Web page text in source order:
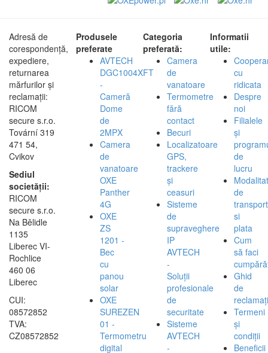
Adresă de
corespondență,
expediere,
returnarea
mărfurilor și
reclamații:
RICOM
secure s.r.o.
Tovární 319
471 54,
Cvikov
Sediul
societății:
RICOM
secure s.r.o.
Na Bělidle
1135
Liberec VI-
Rochlice
460 06
Liberec
CUI:
08572852
TVA:
CZ08572852
Produsele
preferate
AVTECH
DGC1004XFT
-
Cameră
Dome
de
2MPX
Camera
de
vanatoare
OXE
Panther
4G
OXE
ZS
1201 -
Bec
cu
panou
solar
OXE
SUREZEN
01 -
Termometru
digital
Categoria
preferată:
Camera
de
vanatoare
Termometre
fără
contact
Becuri
Localizatoare
GPS,
trackere
și
ceasuri
Sisteme
de
supraveghere
IP
AVTECH
-
Soluții
profesionale
de
securitate
Sisteme
AVTECH
-
Informatii
utile:
cu
ridicata
Despre
noi
Filialele
și
de
lucru
de
transport
si
plata
Cum
să faci
Ghid
de
Termeni
și
condiții
Beneficii